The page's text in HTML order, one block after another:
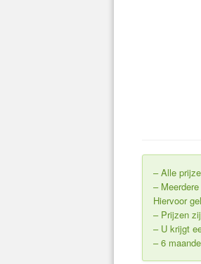
– Alle
–
Hiervoor
– Prijzen
– U krijgt
– 6